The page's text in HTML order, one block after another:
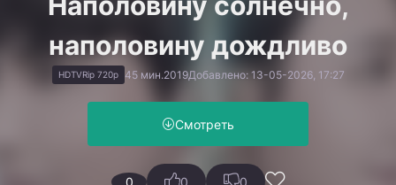
наполовину дождливо
HDTVRip 720p 45 мин.2019Добавлено: 13-05-2026, 17:27
Смотреть
0 0 0